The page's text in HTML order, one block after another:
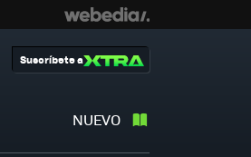
NUEVO
Suscríbete a